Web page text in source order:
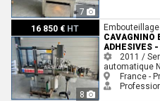
7
16 850 € HT
8
CAVAGNINO ET GATTI | Etiqueteuse
Embouteillage
CAVAGNINO
ADHESIVES
2011 /
automatique
France -